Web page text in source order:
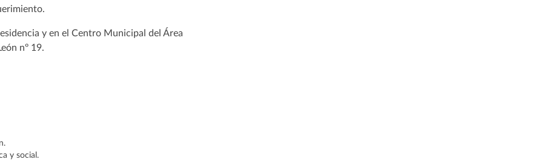
y en el Centro Municipal del Área
nº 19.
y social.